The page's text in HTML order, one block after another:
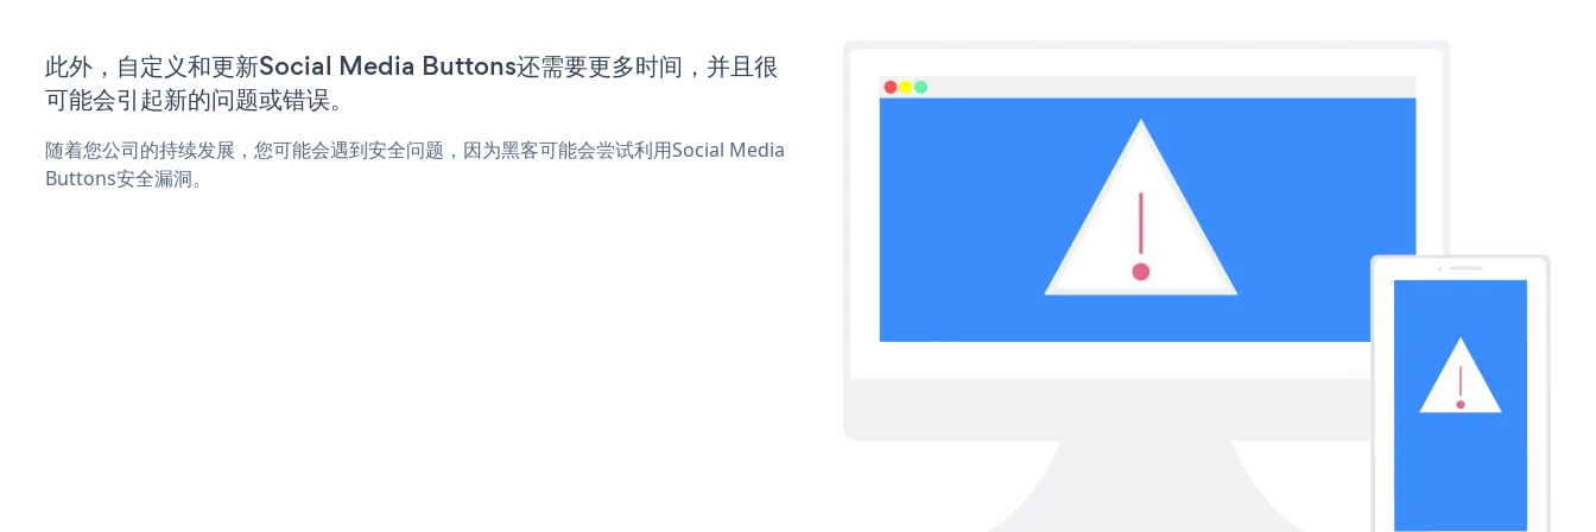
此外，自定义和更新Social Media Buttons还需要更多时间，并且很
可能会引起新的问题或错误。
随着您公司的持续发展，您可能会遇到安全问题，因为黑客可能会尝试利用Social Media
Buttons安全漏洞。